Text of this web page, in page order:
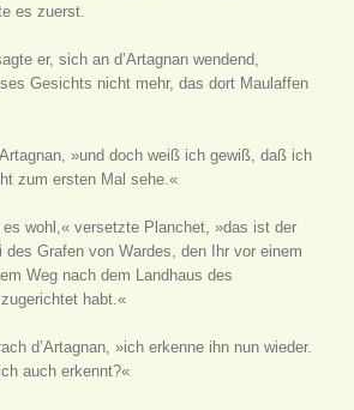
es zuerst.
er, sich an d’Artagnan wendend,
Gesichts nicht mehr, das dort Maulaffen
»und doch weiß ich gewiß, daß ich
zum ersten Mal sehe.«
wohl,« versetzte Planchet, »das ist der
des Grafen von Wardes, den Ihr vor einem
Weg nach dem Landhaus des
habt.«
d’Artagnan, »ich erkenne ihn nun wieder.
auch erkennt?«